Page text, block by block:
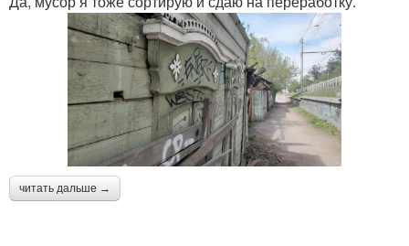
читать дальше →